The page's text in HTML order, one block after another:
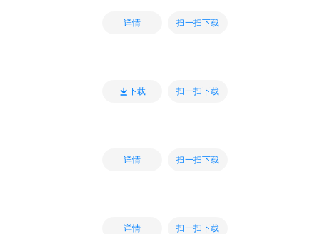
详情 扫一扫下载
下载 扫一扫下载
详情 扫一扫下载
详情 扫一扫下载